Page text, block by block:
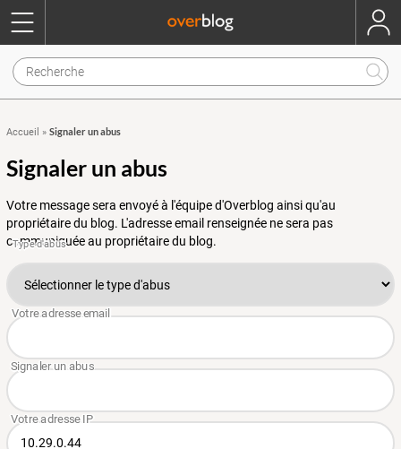
Accueil » Signaler un abus
Signaler un abus
Votre message sera envoyé à l'équipe d'Overblog ainsi qu'au
propriétaire du blog. L'adresse email renseignée ne sera pas
communiquée au propriétaire du blog.